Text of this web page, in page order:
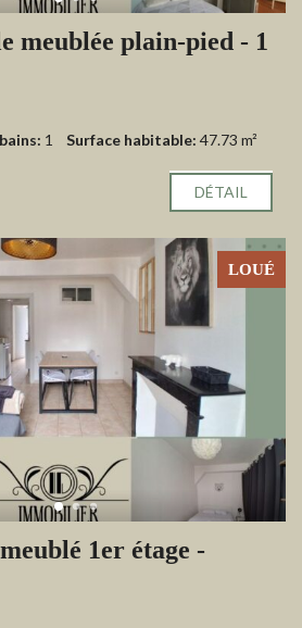
meublée plain-pied - 1
1 Surface habitable: 47.73 m²
DÉTAIL
LOUÉ
1er étage -